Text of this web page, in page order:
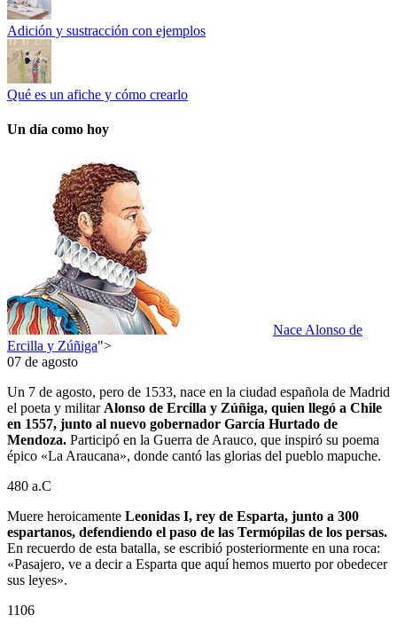
Adición y sustracción con ejemplos
Qué es un afiche y cómo crearlo
Un día como hoy
Nace Alonso de
Ercilla y Zúñiga">
07 de agosto
Un 7 de agosto, pero de 1533, nace en la ciudad española de Madrid
el poeta y militar Alonso de Ercilla y Zúñiga, quien llegó a Chile
en 1557, junto al nuevo gobernador García Hurtado de
Mendoza. Participó en la Guerra de Arauco, que inspiró su poema
épico «La Araucana», donde cantó las glorias del pueblo mapuche.
480 a.C
Muere heroicamente Leonidas I, rey de Esparta, junto a 300
espartanos, defendiendo el paso de las Termópilas de los persas.
En recuerdo de esta batalla, se escribió posteriormente en una roca:
«Pasajero, ve a decir a Esparta que aquí hemos muerto por obedecer
sus leyes».
1106